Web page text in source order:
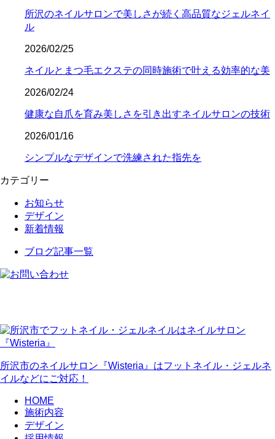
所沢のネイルサロンで美しさが続く高品質なジェルネイ
ル
2026/02/25
ネイルとまつ毛エクステの同時施術で叶える効率的な美
2026/02/24
健康な自爪を育み美しさを引き出すネイルサロンの技術
2026/01/16
シンプルなデザインで洗練された指先を
カテゴリー
お知らせ
デザイン
新着情報
ブログ記事一覧
所沢市のネイルサロン『Wisteria』はフットネイル・ジェルネ
イルなどにご対応！
HOME
施術内容
デザイン